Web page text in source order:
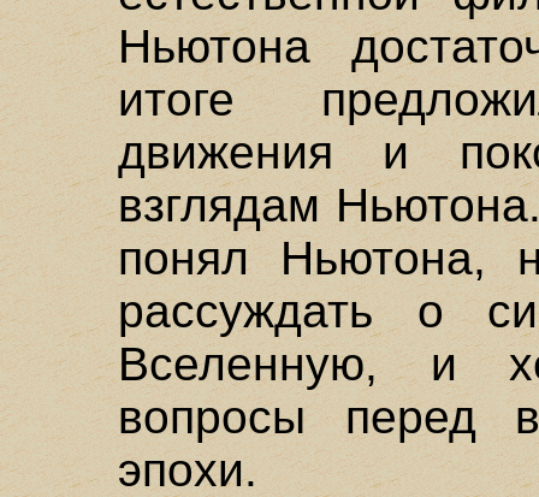
Ньютона
итоге
движения и
взглядам
понял Ньютона,
рассуждать о
Вселенную, и
вопросы перед
эпохи.